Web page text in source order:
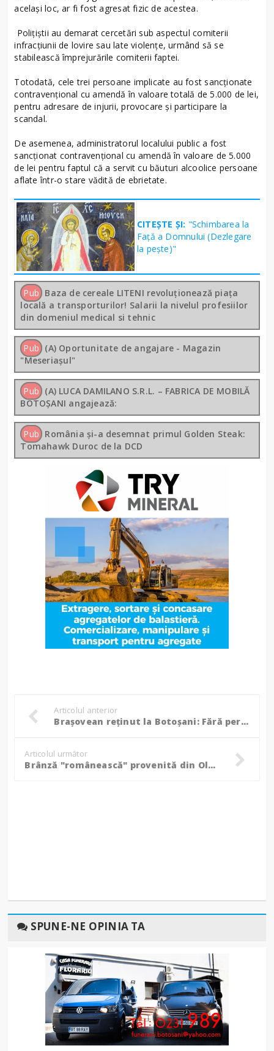
același loc, ar fi fost agresat fizic de acestea.
Polițiștii au demarat cercetări sub aspectul comiterii
infracțiunii de lovire sau late violențe, urmând să se
stabilească împrejurările comiterii faptei.
Totodată, cele trei persoane implicate au fost sancționate
contravențional cu amendă în valoare totală de 5.000 de lei,
pentru adresare de injurii, provocare și participare la
scandal.
De asemenea, administratorul localului public a fost
sancționat contravențional cu amendă în valoare de 5.000
de lei pentru faptul că a servit cu băuturi alcoolice persoane
aflate într-o stare vădită de ebrietate.
CITEȘTE ȘI: "Schimbarea la
Față a Domnului (Dezlegare
la peşte)"
Pub Baza de cereale LITENI revoluționează piața
locală a transporturilor! Salarii la nivelul profesiilor
din domeniul medical si tehnic
Pub (A) Oportunitate de angajare - Magazin
"Meseriașul"
Pub (A) LUCA DAMILANO S.R.L. – FABRICA DE MOBILĂ
BOTOȘANI angajează:
Pub România și-a desemnat primul Golden Steak:
Tomahawk Duroc de la DCD
Articolul anterior
Brașovean reținut la Botoșani: Fără permis la volan, dar cu alcool ”la bord”!
Articolul următor
Brânză "românească" provenită din Olanda și Bulgaria! Cum să recunoști produsele autentice
SPUNE-NE OPINIA TA